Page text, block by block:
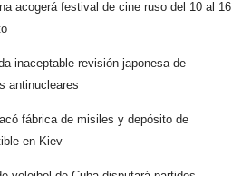
acogerá festival de cine ruso del 10 al 16
inaceptable revisión japonesa de
antinucleares
fábrica de misiles y depósito de
en Kiev